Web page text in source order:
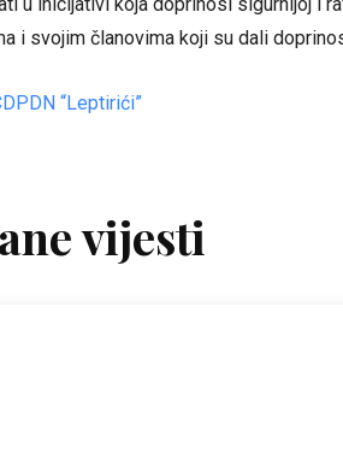
i svojim članovima koji su dali
“Leptirići”
vijesti